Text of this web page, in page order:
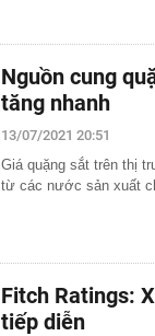
Nguồn cung
tăng nhanh
13/07/2021 20:51
Giá quặng sắt trên thị
từ các nước sản xuất
Fitch Ratings:
tiếp diễn